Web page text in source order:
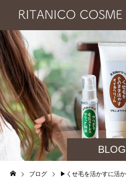
BLOG
ブログ ▶︎くせ毛を活かすに活